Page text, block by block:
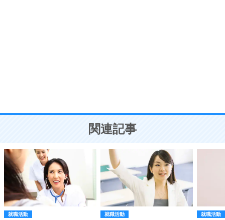
ことが大切。
関連記事
就職活動 就職活動 就職活動